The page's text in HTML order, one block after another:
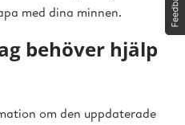
med dina minnen.
behöver hjälp
om den uppdaterade